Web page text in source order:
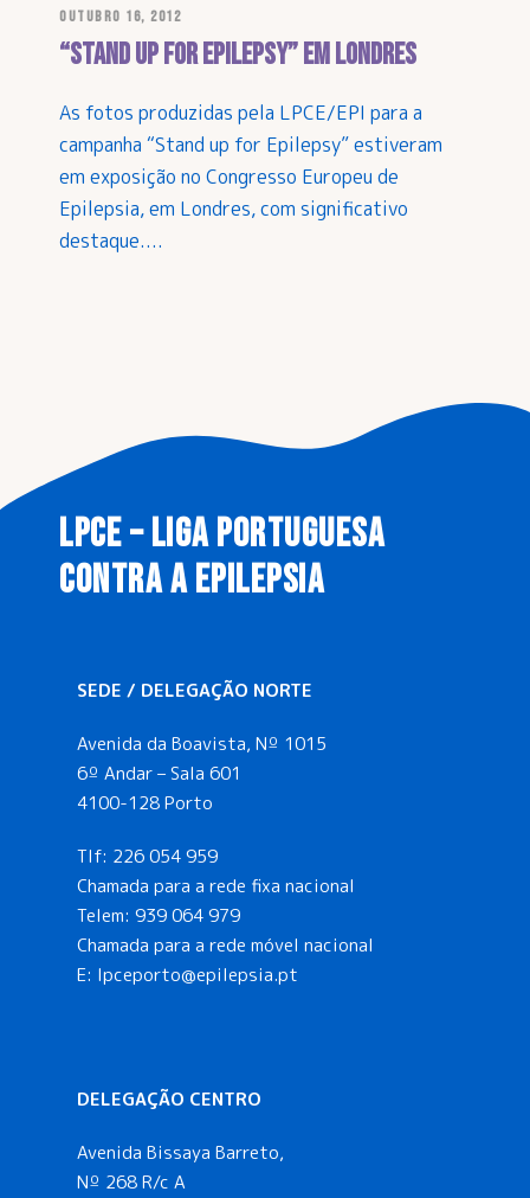
OUTUBRO 16, 2012
“Stand Up for Epilepsy” em Londres
As fotos produzidas pela LPCE/EPI para a
campanha “Stand up for Epilepsy” estiveram
em exposição no Congresso Europeu de
Epilepsia, em Londres, com significativo
destaque....
LPCE – LIGA PORTUGUESA
CONTRA A EPILEPSIA
SEDE / DELEGAÇÃO NORTE
Avenida da Boavista, Nº 1015
6º Andar – Sala 601
4100-128 Porto
Tlf: 226 054 959
Chamada para a rede fixa nacional
Telem: 939 064 979
Chamada para a rede móvel nacional
E: lpceporto@epilepsia.pt
DELEGAÇÃO CENTRO
Avenida Bissaya Barreto,
Nº 268 R/c A